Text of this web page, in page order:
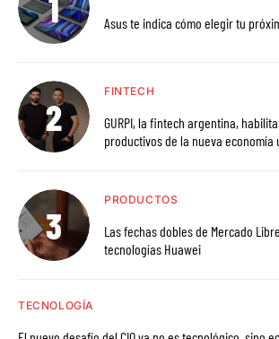
Asus te indica cómo elegir tu
FINTECH
GURPI, la fintech argentina, habilita el acceso a activos
productivos de la nueva economía
PRODUCTOS
Las fechas dobles de Mercado
tecnologías Huawei
TECNOLOGÍA